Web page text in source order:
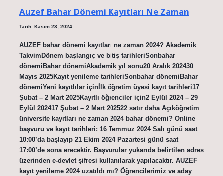
Auzef Bahar Dönemi Kayıtları Ne Zaman
Tarih: Kasım 23, 2024
AUZEF bahar dönemi kayıtları ne zaman 2024? Akademik
TakvimDönem başlangıç ​​ve bitiş tarihleriSonbahar
dönemiBahar dönemiAkademik yıl sonu20 Aralık 202430
Mayıs 2025Kayıt yenileme tarihleriSonbahar dönemiBahar
dönemiYeni kayıtlılar içinİlk öğretim üyesi kayıt tarihleri17
Şubat – 2 Mart 2025Kayıtlı öğrenciler için2 Eylül 2024 – 29
Eylül 202417 Şubat – 2 Mart 202522 satır daha Açıköğretim
üniversite kayıtları ne zaman 2024 bahar dönemi? Online
başvuru ve kayıt tarihleri: 16 Temmuz 2024 Salı günü saat
10:00’da başlayıp 21 Ekim 2024 Pazartesi günü saat
17:00’de sona erecektir. Başvurular yukarıda belirtilen adres
üzerinden e-devlet şifresi kullanılarak yapılacaktır. AUZEF
kayıt yenileme 2024 uzatıldı mı? Öğrencilerimiz ve aday